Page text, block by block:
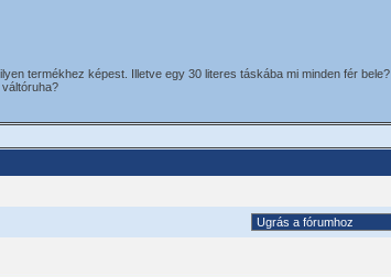
termékhez képest. Illetve egy 30 literes táskába mi minden fér bele?